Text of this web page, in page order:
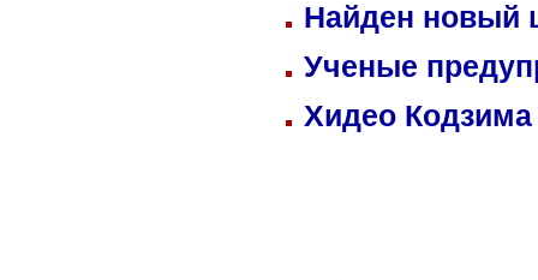
Найден
Ученые
Хидео